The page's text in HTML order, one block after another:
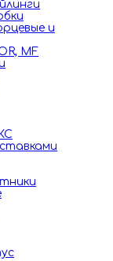
и
MF